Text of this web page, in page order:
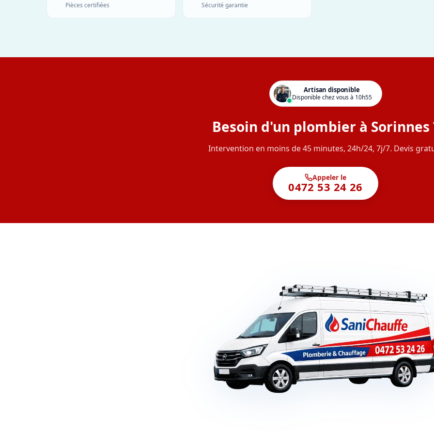
Pièces certifiées Sécurité garantie
Artisan disponible
Disponible chez vous à 10h55
Besoin d'un plombier à Sorinnes
Intervention en moins de 45 minutes, 24h/24, 7j/7. Devis
Appeler le
0472 53 24 26